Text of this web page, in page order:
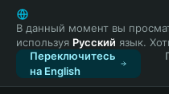
English
日本語
Tiếng Việt
Русский
Español (Latinoamérica)
В данный момент вы
используя Русский язык.
Переключитесь
на English